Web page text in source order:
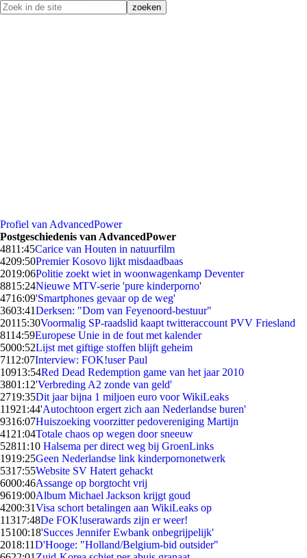
Profiel van AdvancedPower
Postgeschiedenis van AdvancedPower
4811:45Carice van Houten in natuurfilm
4209:50Premier Kosovo lijkt misdaadbaas
2019:06Politie zoekt wiet in woonwagenkamp Deventer
8815:24Nieuwe MTV-serie 'pure kinderporno'
4716:09'Smartphones gevaar op de weg'
3603:41Derksen: "Dom van Feyenoord-bestuur"
20115:30Voormalig SP-raadslid kaapt twitteraccount PVV Friesland
8114:59Europese Unie in de fout met kalender
5000:52Lijst met giftige stoffen blijft geheim
7112:07Interview: FOK!user Paul
10913:54Red Dead Redemption game van het jaar 2010
3801:12'Verbreding A2 zonde van geld'
2719:35Dit jaar bijna 1 miljoen euro voor WikiLeaks
11921:44'Autochtoon ergert zich aan Nederlandse buren'
9316:07Huiszoeking voorzitter pedovereniging Martijn
41 21:04Totale chaos op wegen door sneeuw
52811:10 Halsema per direct weg bij GroenLinks
1919:25Geen Nederlandse link kinderpornonetwerk
5317:55Website SV Hatert gehackt
6000:46Assange op borgtocht vrij
9619:00Album Michael Jackson krijgt goud
4200:31Visa schort betalingen aan WikiLeaks op
11317:48De FOK!userawards zijn er weer!
15100:18'Succes Jennifer Ewbank onbegrijpelijk'
2018:11D'Hooge: "Holland/Belgium-bid outsider"